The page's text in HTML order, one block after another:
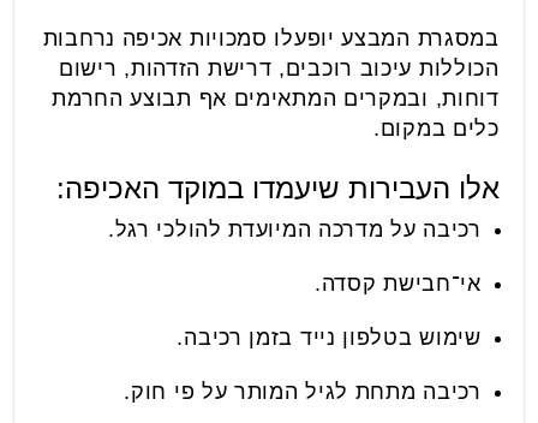
במסגרת המבצע יופעלו סמכויות אכיפה נרחבות
הכוללות עיכוב רוכבים, דרישת הזדהות, רישום
דוחות, ובמקרים המתאימים אף תבוצע החרמת
כלים במקום.
אלו העבירות שיעמדו במוקד האכיפה:
רכיבה על מדרכה המיועדת להולכי רגל.
אי־חבישת קסדה.
שימוש בטלפון נייד בזמן רכיבה.
רכיבה מתחת לגיל המותר על פי חוק.